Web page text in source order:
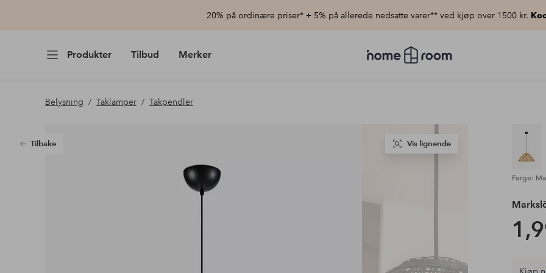
20% på ordinære priser* + 5% på allerede nedsatte varer** ved kjøp over 1500 kr.
Produkter Tilbud Merker
Homeroom
–
Belysning Taklamper Takpendler
Tilbake Vis lignende
Farge: